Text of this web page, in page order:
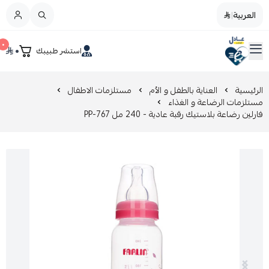
العربية|
صيدليات عادل استشر طبيبك ٠ ٠ القائمة الرئيسية
تخفيضات
المدونة
مزيل طلاء الأظافر
عرض الكل
العناية اليومية
الرئيسية العناية بالطفل و الأم مستلزمات الاطفال
مستلزمات الرضاعة و الغذاء
فارلين رضاعة بلاستيك رقبة عادية - 240 مل PP-767